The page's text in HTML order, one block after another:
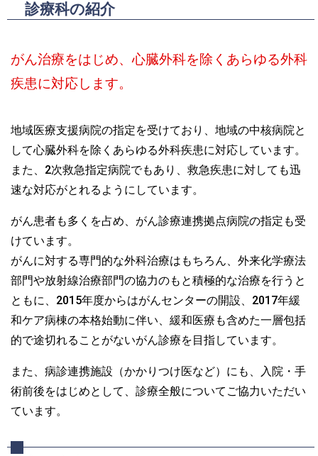
診療科の紹介
がん治療をはじめ、心臓外科を除くあらゆる外科
疾患に対応します。
地域医療支援病院の指定を受けており、地域の中核病院と
して心臓外科を除くあらゆる外科疾患に対応しています。
また、2次救急指定病院でもあり、救急疾患に対しても迅
速な対応がとれるようにしています。
がん患者も多くを占め、がん診療連携拠点病院の指定も受
けています。
がんに対する専門的な外科治療はもちろん、外来化学療法
部門や放射線治療部門の協力のもと積極的な治療を行うと
ともに、2015年度からはがんセンターの開設、2017年緩
和ケア病棟の本格始動に伴い、緩和医療も含めた一層包括
的で途切れることがないがん診療を目指しています。
また、病診連携施設（かかりつけ医など）にも、入院・手
術前後をはじめとして、診療全般についてご協力いただい
ています。